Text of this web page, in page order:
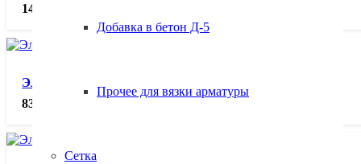
Добавка в бетон Д-5
Прочее для вязки арматуры
Сетка
1450.00
Электрододержатель ЭД-50-2-I, шт.
830.00